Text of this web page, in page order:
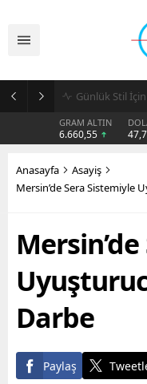
Günlük Stil
GRAM ALTIN
6.660,55
Anasayfa
Asayiş
Mersin’de Sera Sistemiyle
Darbe
Paylaş